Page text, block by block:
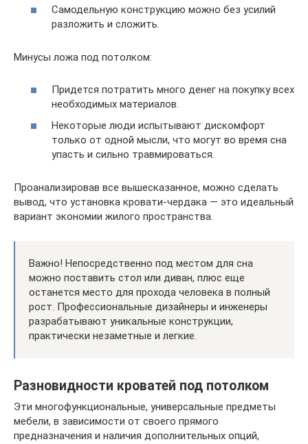
Самодельную конструкцию можно без усилий
разложить и сложить.
Минусы ложа под потолком:
Придется потратить много денег на покупку всех
необходимых материалов.
Некоторые люди испытывают дискомфорт
только от одной мысли, что могут во время сна
упасть и сильно травмироваться.
Проанализировав все вышесказанное, можно сделать
вывод, что установка кровати-чердака — это идеальный
вариант экономии жилого пространства.
Важно! Непосредственно под местом для сна
можно поставить стол или диван, плюс еще
останется место для прохода человека в полный
рост. Профессиональные дизайнеры и инженеры
разрабатывают уникальные конструкции,
практически незаметные и легкие.
Разновидности кроватей под потолком
Эти многофункциональные, универсальные предметы
мебели, в зависимости от своего прямого
предназначения и наличия дополнительных опций,